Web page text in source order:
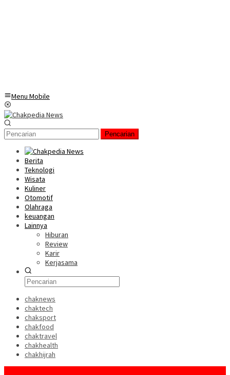
Menu Mobile
Pencarian
Berita
Teknologi
Wisata
Kuliner
Otomotif
Olahraga
keuangan
Lainnya
Hiburan
Review
Karir
Kerjasama
chaknews
chaktech
chaksport
chakfood
chaktravel
chakhealth
chakhijrah